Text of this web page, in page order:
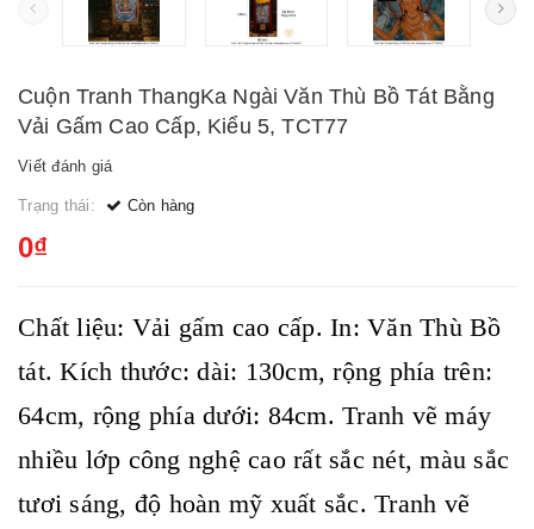
Cuộn Tranh ThangKa Ngài Văn Thù Bồ Tát Bằng
Vải Gấm Cao Cấp, Kiểu 5, TCT77
Viết đánh giá
Trạng thái: Còn hàng
0₫
Chất liệu: Vải gấm cao cấp. In: Văn Thù Bồ
tát. Kích thước: dài: 130cm, rộng phía trên:
64cm, rộng phía dưới: 84cm. Tranh vẽ máy
nhiều lớp công nghệ cao rất sắc nét, màu sắc
tươi sáng, độ hoàn mỹ xuất sắc. Tranh vẽ